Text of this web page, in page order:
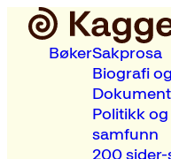
BøkerSakprosa
Biografi
Politikk og
samfunn
200 sider-